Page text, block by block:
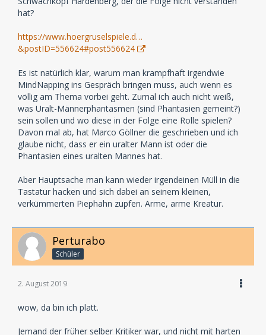
hat?
https://www.hoergruselspiele.d…
&postID=556624#post556624
Es ist natürlich klar, warum man krampfhaft irgendwie
MindNapping ins Gespräch bringen muss, auch wenn es
völlig am Thema vorbei geht. Zumal ich auch nicht weiß,
was Uralt-Männerphantasmen (sind Phantasien gemeint?)
sein sollen und wo diese in der Folge eine Rolle spielen?
Davon mal ab, hat Marco Göllner die geschrieben und ich
glaube nicht, dass er ein uralter Mann ist oder die
Phantasien eines uralten Mannes hat.
Aber Hauptsache man kann wieder irgendeinen Müll in die
Tastatur hacken und sich dabei an seinem kleinen,
verkümmerten Piephahn zupfen. Arme, arme Kreatur.
Perturabo
Schüler
2. August 2019
wow, da bin ich platt.
Jemand der früher selber Kritiker war, und nicht mit harten